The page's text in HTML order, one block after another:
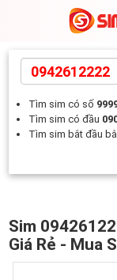
Tìm sim có số
Tìm sim có đầu
Tìm sim bắt đầu
Sim
Giá Rẻ - Mua